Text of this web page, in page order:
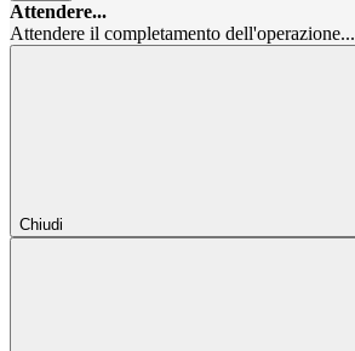
Attendere...
Attendere il completamento dell'operazione...
Chiudi